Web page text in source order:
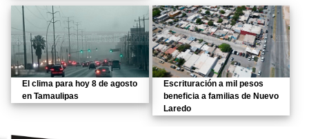
El clima para hoy 8 de agosto
en Tamaulipas
Escrituración a mil pesos
beneficia a familias de Nuevo
Laredo